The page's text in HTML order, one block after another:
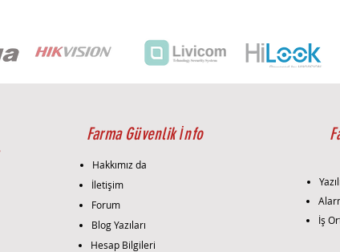
olur.
Farma Güvenlik İnfo
Hakkımız da
İletişim
Forum
Blog Yazıları
Hesap Bilgileri
İş